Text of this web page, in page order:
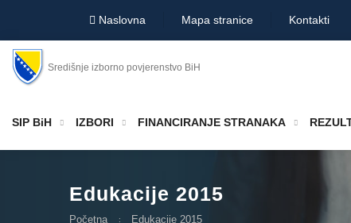
Naslovna Mapa stranice Kontakti
Središnje izborno povjerenstvo BiH
SIP BiH IZBORI FINANCIRANJE STRANAKA
Edukacije 2015
Početna Edukacije 2015